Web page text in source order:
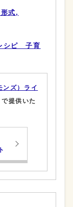
式,
シピ 子育
ンズ）ライ
で提供いた